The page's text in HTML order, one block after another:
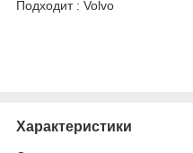
Подходит : Volvo
Характеристики